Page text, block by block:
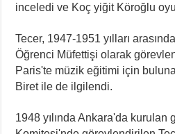
inceledi ve Koç yiğit Köroğlu
Tecer, 1947-1951 yılları
Öğrenci Müfettişi olarak
Paris'te müzik eğitimi için
Biret ile de ilgilendi.
1948 yılında Ankara'da kurulan